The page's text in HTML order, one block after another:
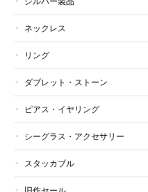
ネックレス
リング
ダブレット・ストーン
ピアス・イヤリング
シーグラス・アクセサリー
スタッカブル
旧作セール